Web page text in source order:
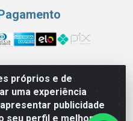
próprios e de
uma experiência
publicidade
seu perfil e melhorar a
- Av. Anhanguera km 24 N°
São Paulo/SP - Cep 05.275-
0001-77